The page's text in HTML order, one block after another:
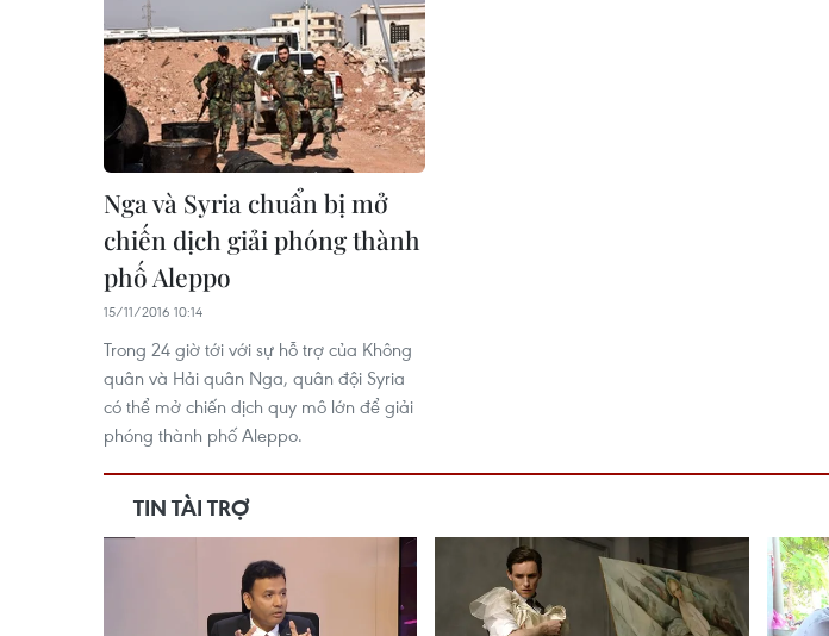
Nga và Syria chuẩn bị mở
chiến dịch giải phóng thành
phố Aleppo
15/11/2016 10:14
Trong 24 giờ tới với sự hỗ trợ của Không
quân và Hải quân Nga, quân đội Syria
có thể mở chiến dịch quy mô lớn để giải
phóng thành phố Aleppo.